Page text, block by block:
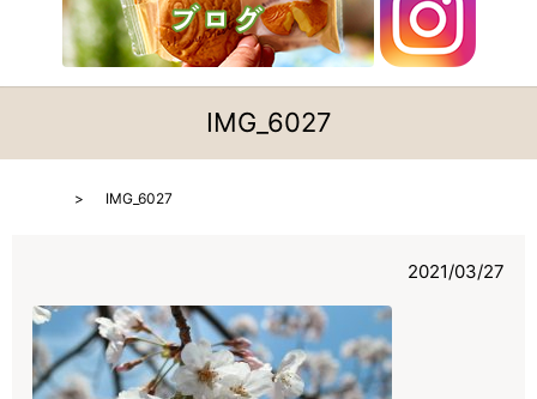
IMG_6027
IMG_6027
2021/03/27